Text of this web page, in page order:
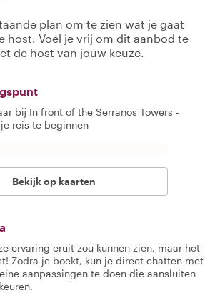
plan om te zien wat je gaat
host. Voel je vrij om dit aanbod te
de host van jouw keuze.
bij In front of the Serranos Towers -
reis te beginnen
Bekijk op kaarten
ervaring eruit zou kunnen zien, maar het
Zodra je boekt, kun je direct chatten met
aanpassingen te doen die aansluiten